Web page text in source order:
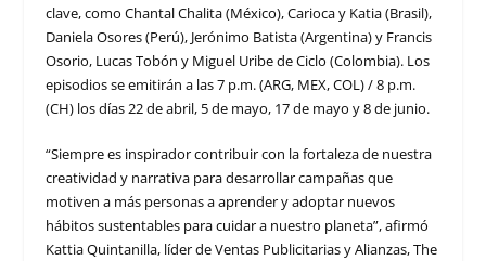
clave, como Chantal Chalita (México), Carioca y Katia (Brasil),
Daniela Osores (Perú), Jerónimo Batista (Argentina) y Francis
Osorio, Lucas Tobón y Miguel Uribe de Ciclo (Colombia). Los
episodios se emitirán a las 7 p.m. (ARG, MEX, COL) / 8 p.m.
(CH) los días 22 de abril, 5 de mayo, 17 de mayo y 8 de junio.
“Siempre es inspirador contribuir con la fortaleza de nuestra
creatividad y narrativa para desarrollar campañas que
motiven a más personas a aprender y adoptar nuevos
hábitos sustentables para cuidar a nuestro planeta”, afirmó
Kattia Quintanilla, líder de Ventas Publicitarias y Alianzas, The